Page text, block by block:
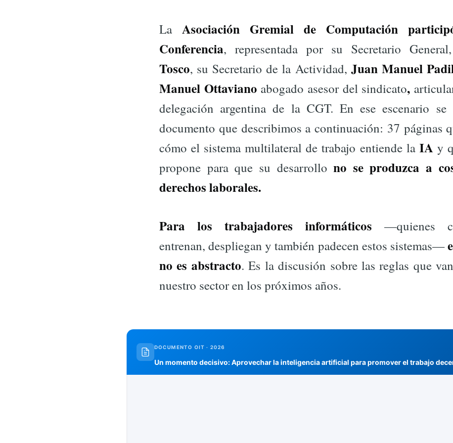
La Asociación Gremial de Computación
Conferencia, representada por su Secretario General,
Tosco, su Secretario de la Actividad, Juan Manuel
Manuel Ottaviano abogado asesor del sindicato,
delegación argentina de la CGT. En ese escenario
documento que describimos a continuación: 37 páginas
cómo el sistema multilateral de trabajo entiende laIA y
propone para que su desarrollo no se produzca a
derechos laborales.
Para los trabajadores informáticos —quienes
entrenan, despliegan y también padecen estos sistemas—
no es abstracto. Es la discusión sobre las reglas que
nuestro sector en los próximos años.
DOCUMENTO OIT · 2026
Un momento decisivo: Aprovechar la inteligencia artificial para promover el trabajo